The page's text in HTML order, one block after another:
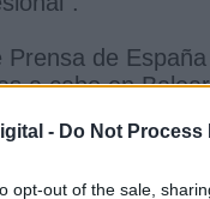
- Do Not
opt-out of the sale,
de
a cabo en
a "un